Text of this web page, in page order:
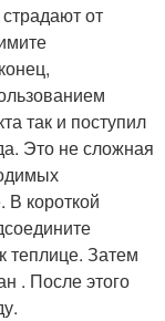
от
так и поступил
Это не сложная
В короткой
теплице. Затем
. После этого